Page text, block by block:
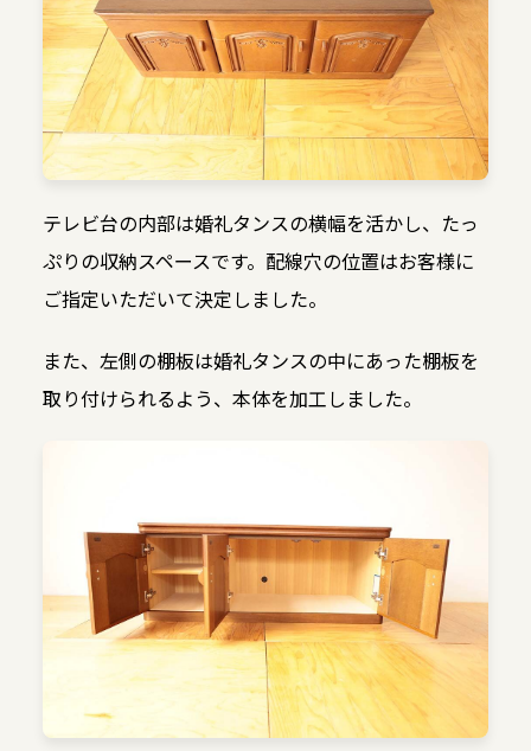
テレビ台の内部は婚礼タンスの横幅を活かし、たっ
ぷりの収納スペースです。配線穴の位置はお客様に
ご指定いただいて決定しました。
また、左側の棚板は婚礼タンスの中にあった棚板を
取り付けられるよう、本体を加工しました。